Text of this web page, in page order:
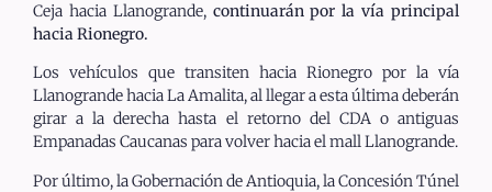
Ceja hacia Llanogrande, continuarán por la vía principal
hacia Rionegro.
Los vehículos que transiten hacia Rionegro por la vía
Llanogrande hacia La Amalita, al llegar a esta última deberán
girar a la derecha hasta el retorno del CDA o antiguas
Empanadas Caucanas para volver hacia el mall Llanogrande.
Por último, la Gobernación de Antioquia, la Concesión Túnel